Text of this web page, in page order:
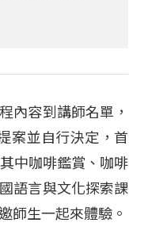
內容到講師名單，
案並自行決定，首
中咖啡鑑賞、咖啡
語言與文化探索課
師生一起來體驗。